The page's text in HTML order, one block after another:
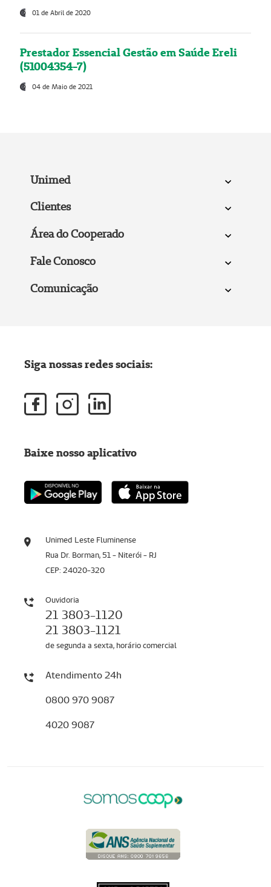
01 de Abril de 2020
Prestador Essencial Gestão em Saúde Ereli
(51004354-7)
04 de Maio de 2021
Unimed
Clientes
Área do Cooperado
Fale Conosco
Comunicação
Unimed Leste Fluminense
Rua Dr. Borman, 51 - Niterói - RJ
CEP: 24020-320
Ouvidoria
21 3803-1120
21 3803-1121
de segunda a sexta, horário comercial
Atendimento 24h
0800 970 9087
4020 9087
Siga nossas redes sociais:
Baixe nosso aplicativo